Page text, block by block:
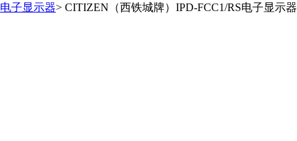
电子显示器> CITIZEN（西铁城牌）IPD-FCC1/RS电子显示器